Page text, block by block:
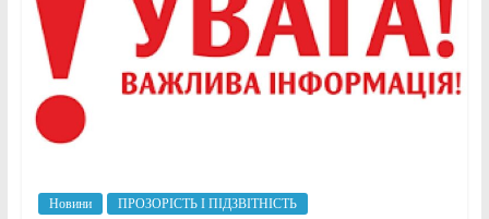
Новини ПРОЗОРІСТЬ І ПІДЗВІТНІСТЬ